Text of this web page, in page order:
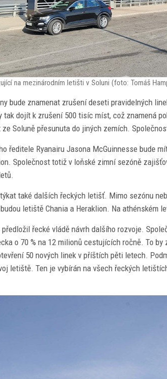
na mezinárodním letišti v Soluni (foto: Tomáš
bude znamenat zrušení deseti pravidelných
tak dojít k zrušení 500 tisíc míst, což znamená
Soluně přesunuta do jiných zemích.
ředitele Ryanairu Jasona McGuinnesse bude
Společnost totiž v loňské zimní sezóně
také dalších řeckých letišť. Mimo sezónu
letiště Chania a Heraklion. Na athénském
předložil řecké vládě návrh dalšího rozvoje.
o 70 % na 12 milionů cestujících ročně. To
50 nových linek v příštích pěti letech.
letiště. Ten je vybírán na všech řeckých